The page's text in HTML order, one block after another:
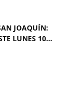
JOAQUÍN:
LUNES 10...